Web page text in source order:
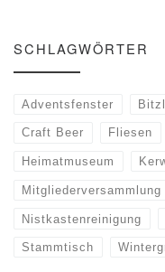
SCHLAGWÖRTER
Adventsfenster
Craft Beer Fliesen
Heimatmuseum
Mitgliederversammlung
Nistkastenreinigung
Stammtisch